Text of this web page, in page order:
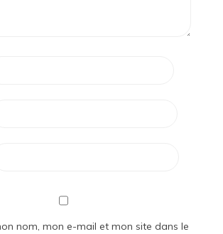
nom, mon e-mail et mon site dans le